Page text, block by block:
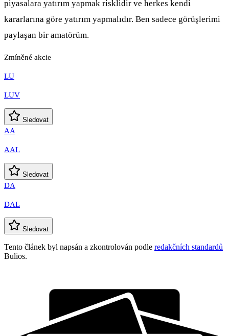
piyasalara yatırım yapmak risklidir ve herkes kendi
kararlarına göre yatırım yapmalıdır. Ben sadece görüşlerimi
paylaşan bir amatörüm.
Zmíněné akcie
LU
LUV
Sledovat
AA
AAL
Sledovat
DA
DAL
Sledovat
Tento článek byl napsán a zkontrolován podle redakčních standardů
Bulios.